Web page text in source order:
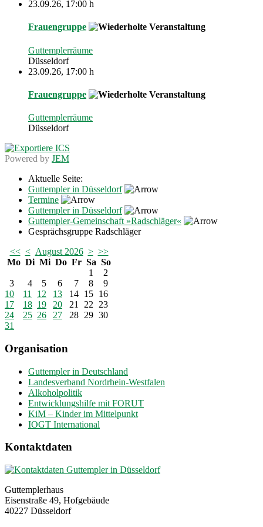
23.09.26, 17:00 h
Frauengruppe
Guttemplerräume
Düsseldorf
23.09.26, 17:00 h
Frauengruppe
Guttemplerräume
Düsseldorf
Powered by JEM
Aktuelle Seite:
Guttempler in Düsseldorf
Termine
Guttempler in Düsseldorf
Guttempler-Gemeinschaft »Radschläger«
Gesprächsgruppe Radschläger
<< < August 2026 > >>
Mo Di Mi Do Fr Sa So
1
2
3
4 5 6 7 8
9
10
11 12 13 14 15 16
17
18 19 20 21 22
23
24
25 26 27 28 29 30
31
Organisation
Guttempler in Deutschland
Landesverband Nordrhein-Westfalen
Alkoholpolitik
Entwicklungshilfe mit FORUT
KiM – Kinder im Mittelpunkt
IOGT International
Kontaktdaten
Guttemplerhaus
Eisenstraße 49, Hofgebäude
40227 Düsseldorf